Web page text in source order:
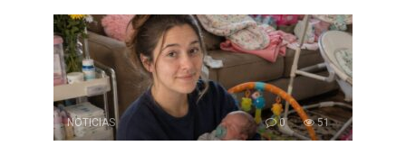
NOTICIAS 0 51